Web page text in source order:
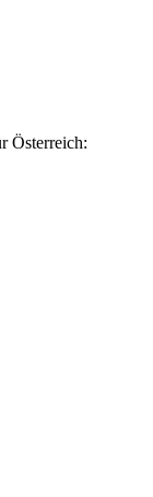
Österreich: